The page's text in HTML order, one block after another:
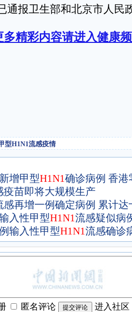
报卫生部和北京市人民
多精彩内容请进入健康
型H1N1流感疫情
增甲型H1N1确诊病例 香港
疫苗即将大规模生产
感再增一例确定病例 累计达
入性甲型H1N1流感疑似病
输入性甲型H1N1流感确诊
匿名评论 进入社区